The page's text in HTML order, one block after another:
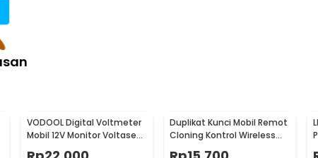
tinggi, kain lap ini bisa diandalkan
Inilah kain lap serbaguna
VODOOL Digital Voltmeter
Mobil 12V Monitor Voltase
Duplikat Kunci Mobil Remot
Cloning Kontrol Wireless